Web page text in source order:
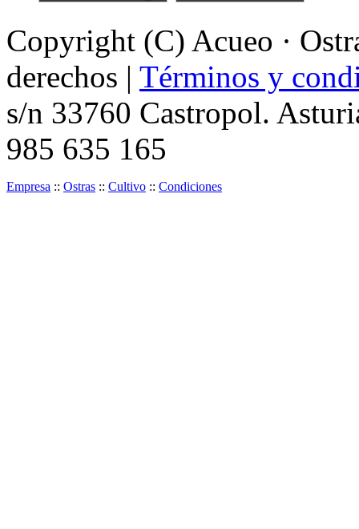
Copyright (C) Acueo ·
derechos | Términos y
s/n 33760 Castropol.
985 635 165
Empresa :: Ostras :: Cultivo :: Condiciones